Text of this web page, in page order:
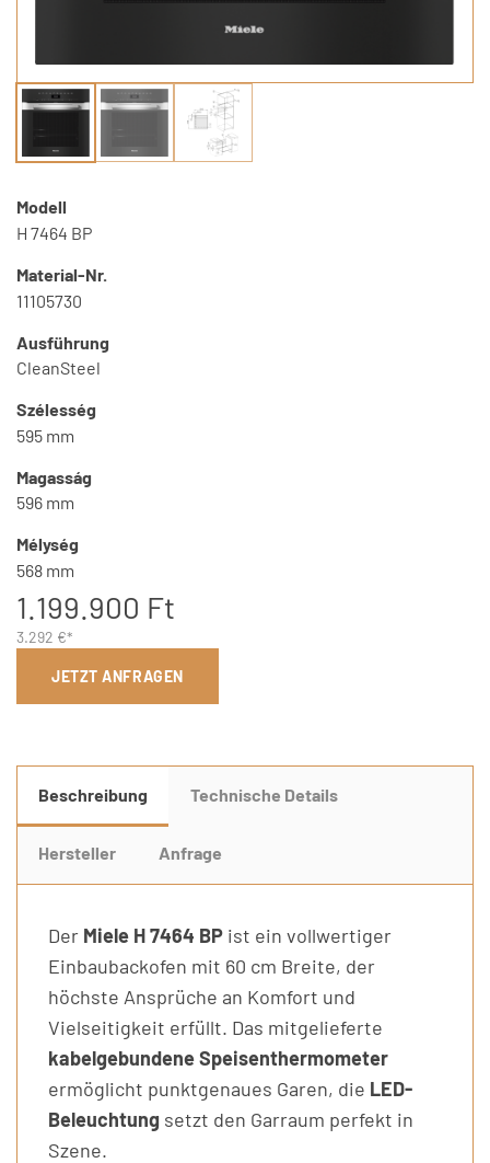
Modell
H 7464 BP
Material-Nr.
11105730
Ausführung
CleanSteel
Szélesség
595 mm
Magasság
596 mm
Mélység
568 mm
1.199.900 Ft
3.292 €*
JETZT ANFRAGEN
Beschreibung Technische Details
Hersteller Anfrage
Der Miele H 7464 BP ist ein vollwertiger
Einbaubackofen mit 60 cm Breite, der
höchste Ansprüche an Komfort und
Vielseitigkeit erfüllt. Das mitgelieferte
kabelgebundene Speisenthermometer
ermöglicht punktgenaues Garen, die LED-
Beleuchtung setzt den Garraum perfekt in
Szene.